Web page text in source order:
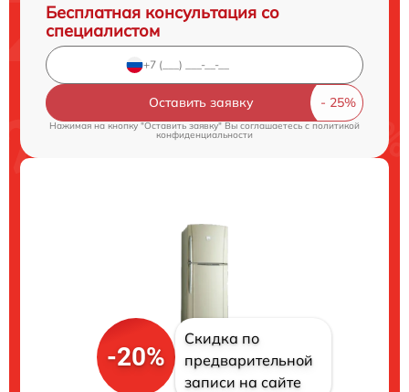
Бесплатная консультация со
специалистом
Оставить заявку
Нажимая на кнопку "Оставить заявку" Вы соглашаетесь cполитикой
конфиденциальности
-20%
Скидка по
предварительной
записи на сайте